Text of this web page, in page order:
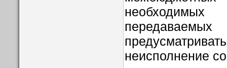
неисполнение